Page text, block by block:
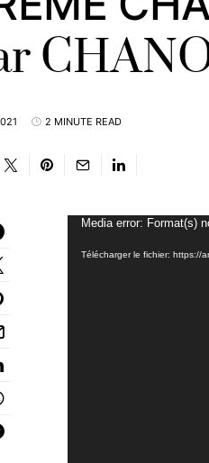
2 MINUTE READ
Lecteur
Media error: Format(s)
Télécharger le fichier: https://